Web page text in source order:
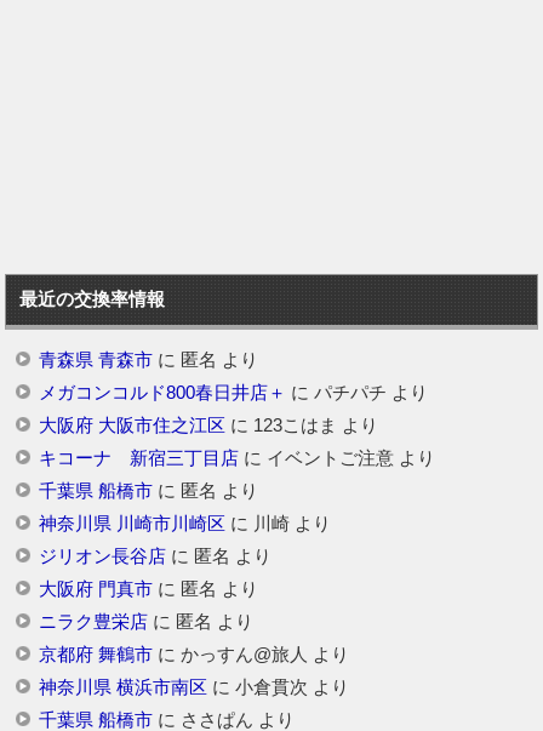
最近の交換率情報
青森県 青森市に 匿名 より
メガコンコルド800春日井店＋ に パチパチ より
大阪府 大阪市住之江区 に 123こはま より
キコーナ 新宿三丁目店に イベントご注意より
千葉県 船橋市に 匿名 より
神奈川県 川崎市川崎区 に 川崎より
ジリオン長谷店に 匿名 より
大阪府 門真市に 匿名 より
ニラク豊栄店に 匿名 より
京都府 舞鶴市に かっすん@旅人 より
神奈川県 横浜市南区 に 小倉貫次 より
千葉県 船橋市に ささぱん より